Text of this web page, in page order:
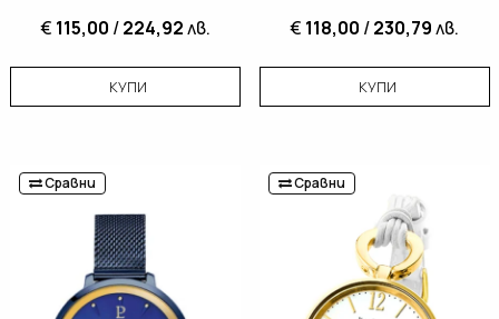
€ 115,00 /224,92лв.
КУПИ
€ 118,00 /230,79лв.
КУПИ
Сравни Сравни